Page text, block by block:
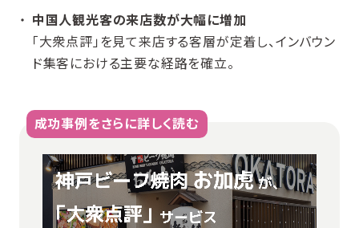
中国人観光客の来店数が大幅に増加
「大衆点評」を見て来店する客層が定着し、インバウン
ド集客における主要な経路を確立。
成功事例をさらに詳しく読む